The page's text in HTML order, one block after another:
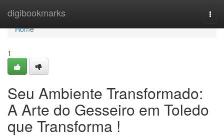
digibookmarks
Home
Home
1
Seu Ambiente Transformado:
A Arte do Gesseiro em Toledo
que Transforma !